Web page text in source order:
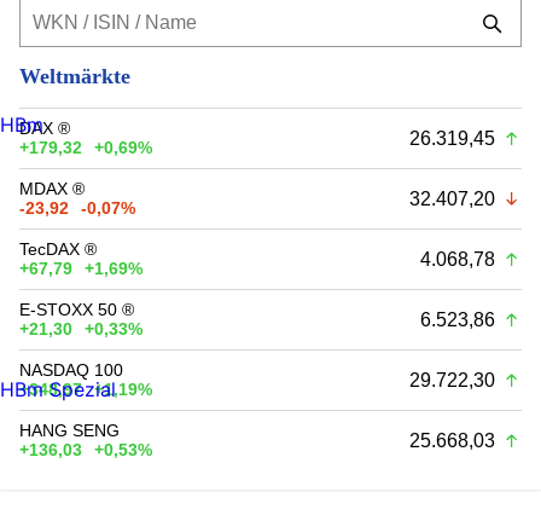
Weltmärkte
DAX ®
+179,32
+0,69% 26.319,45
MDAX ®
-23,92
-0,07% 32.407,20
TecDAX ®
+67,79
+1,69% 4.068,78
E-STOXX 50 ®
+21,30
+0,33% 6.523,86
NASDAQ 100
+348,97
+1,19% 29.722,30
HANG SENG
+136,03
+0,53% 25.668,03
HBm
HBm Spezial